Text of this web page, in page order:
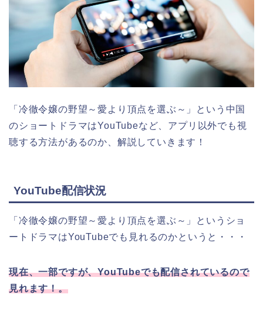
「冷徹令嬢の野望～愛より頂点を選ぶ～」という中国
のショートドラマはYouTubeなど、アプリ以外でも視
聴する方法があるのか、解説していきます！
YouTube配信状況
「冷徹令嬢の野望～愛より頂点を選ぶ～」というショ
ートドラマはYouTubeでも見れるのかというと・・・
現在、一部ですが、YouTubeでも配信されているので
見れます！。